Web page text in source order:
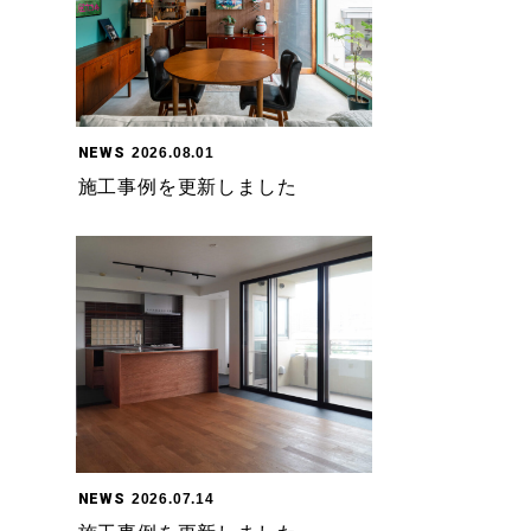
NEWS 2026.08.01
施工事例を更新しました
NEWS 2026.07.14